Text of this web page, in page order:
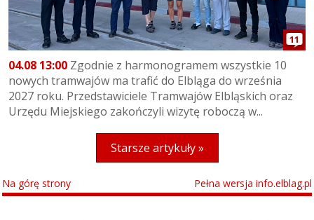
11
04.08 13:00 Zgodnie z harmonogramem wszystkie 10
nowych tramwajów ma trafić do Elbląga do września
2027 roku. Przedstawiciele Tramwajów Elbląskich oraz
Urzędu Miejskiego zakończyli wizytę roboczą w...
Starsze artykuły »
Na górę strony Pełna wersja info.elblag.pl